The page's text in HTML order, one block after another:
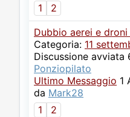
1
2
Dubbio aerei e droni
Categoria: 11
Discussione avviata
Ponziopilato
Ultimo Messaggio 1
da Mark28
1
2